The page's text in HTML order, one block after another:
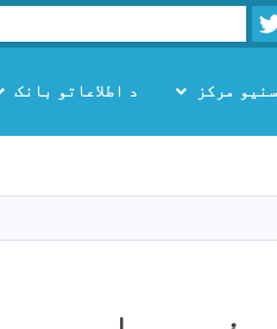
Twitter
Search
مرکز د اطلاعاتو بانک